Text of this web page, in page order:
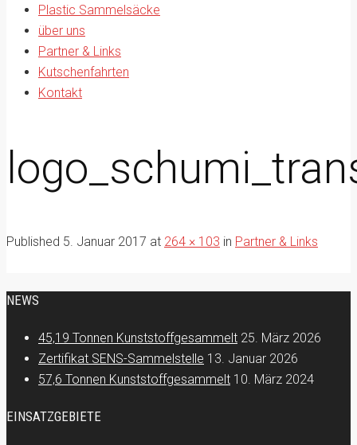
Plastic Sammelsäcke
über uns
Partner & Links
Kutschenfahrten
Kontakt
Published 5. Januar 2017 at 264 × 103 in Partner & Links
NEWS
45,19 Tonnen Kunststoffgesammelt 25. März 2026
Zertifikat SENS-Sammelstelle 13. Januar 2026
57,6 Tonnen Kunststoffgesammelt 10. März 2024
EINSATZGEBIETE